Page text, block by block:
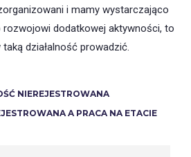
i mamy wystarczająco
dodatkowej aktywności, to
działalność prowadzić.
NIEREJESTROWANA
A PRACA NA ETACIE